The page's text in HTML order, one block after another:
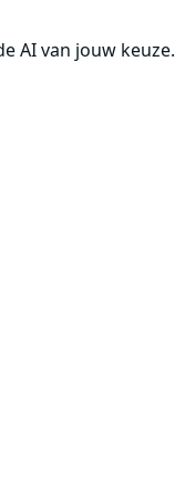
AI van jouw keuze.